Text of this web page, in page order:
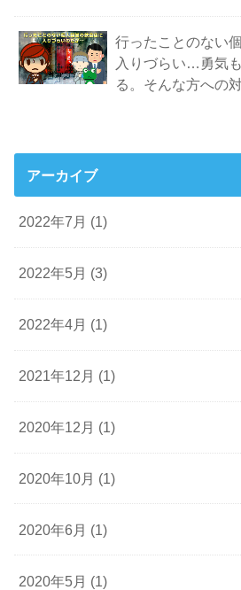
行ったことのない
入りづらい…勇気
る。そんな方への
アーカイブ
2022年7月 (1)
2022年5月 (3)
2022年4月 (1)
2021年12月 (1)
2020年12月 (1)
2020年10月 (1)
2020年6月 (1)
2020年5月 (1)